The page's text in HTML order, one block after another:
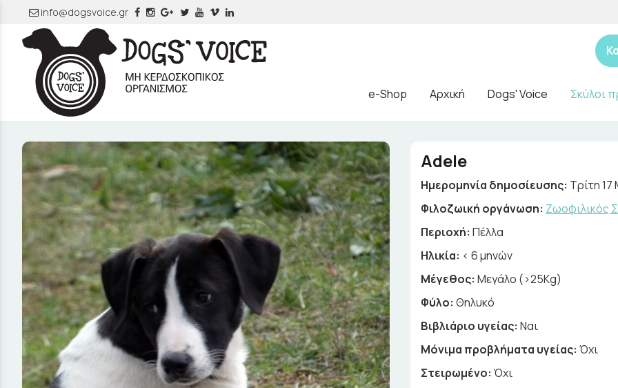
info@dogsvoice.gr
e-Shop Αρχική Dogs' Voice Σκύλοι
Adele
Ημερομηνία δημοσίευσης: Τρίτη
Φιλοζωική οργάνωση: Ζωοφιλικός
Περιοχή:Πέλλα
Ηλικία: < 6 μηνών
Μέγεθος:Μεγάλο (>25Kg)
Φύλο:Θηλυκό
Βιβλιάριο υγείας: Ναι
Μόνιμα προβλήματα υγείας: Όχι
Στειρωμένο: Όχι